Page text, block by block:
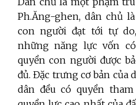
Ph.Ăng-ghen, dân chủ
con người đạt tới tự
những năng lực vốn
quyền con người được
đủ. Đặc trưng cơ bản của
dân đều có quyền